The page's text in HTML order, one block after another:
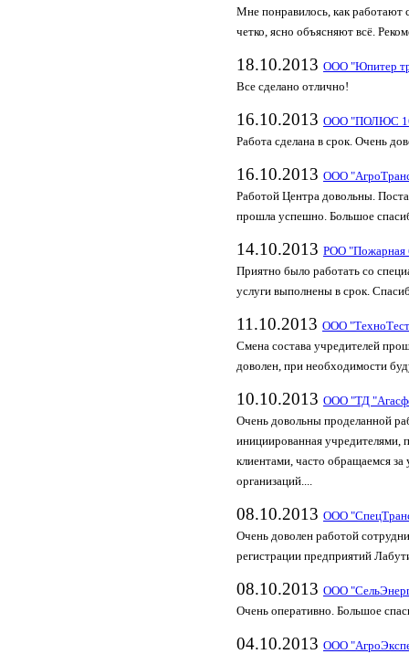
Мне понравилось, как работают
четко, ясно объясняют всё.
18.10.2013 ООО "Юпитер
Все сделано отлично!
16.10.2013 ООО "ПОЛЮС
Работа сделана в срок. Очень
16.10.2013 ООО
Работой Центра довольны.
прошла успешно. Большое
14.10.2013 РОО "Пожарная
Приятно было работать со
услуги выполнены в срок.
11.10.2013 ООО
Смена состава учредителей
доволен, при необходимости
10.10.2013 ООО "ТД
Очень довольны проделанной
инициированная
клиентами, часто обращаемся
организаций....
08.10.2013 ООО
Очень доволен работой
регистрации предприятий
08.10.2013 ООО
Очень оперативно. Большое
04.10.2013 ООО